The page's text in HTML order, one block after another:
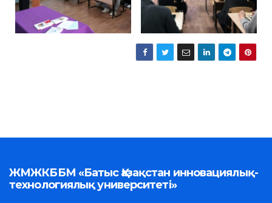
ЖМЖКББМ «Батыс Қазақстан инновациялық-
технологиялық университеті»